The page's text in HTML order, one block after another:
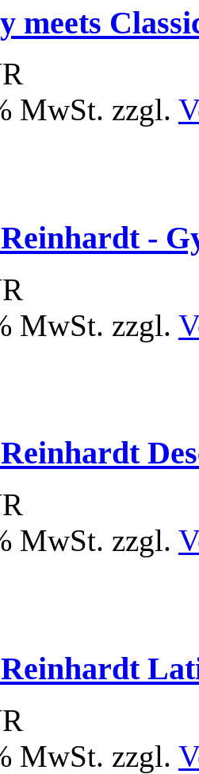
meets
MwSt. zzgl.
-
MwSt. zzgl.
MwSt. zzgl.
MwSt. zzgl.